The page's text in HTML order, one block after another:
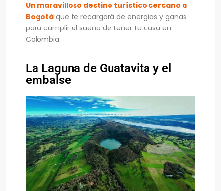
Un maravilloso destino turístico cercano a
Bogotá que te recargará de energías y ganas
para cumplir el sueño de tener tu casa en
Colombia.
La Laguna de Guatavita y el
embalse